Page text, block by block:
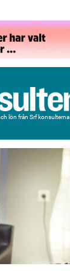
lön från Srf konsulterna